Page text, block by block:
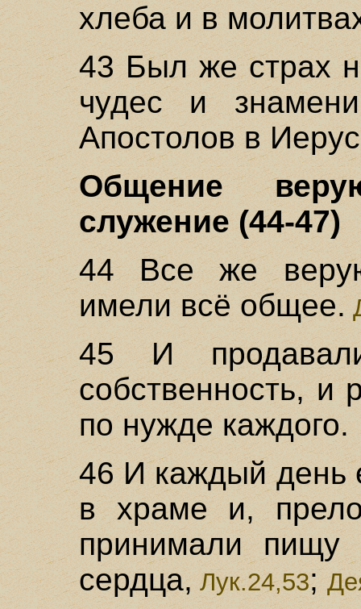
хлеба и в
43 Был же страх
чудес и
Апостолов в
Общение
служение (44-47)
44 Все же
имели всё общее.
45 И
собственность, и
по нужде каждого.
46 И каждый день
в храме и,
принимали пищу
сердца, Лук.24,53;